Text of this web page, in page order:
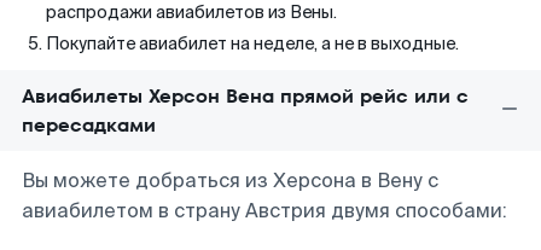
распродажи авиабилетов из Вены.
Покупайте авиабилет на неделе, а не в выходные.
Авиабилеты Херсон Вена прямой рейс или с
пересадками
Вы можете добраться из Херсона в Вену с
авиабилетом в страну Австрия двумя способами: